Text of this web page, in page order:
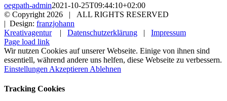
oegpath-admin2021-10-25T09:44:10+02:00
© Copyright 2026 | ALL RIGHTS RESERVED
| Design: franzjohann
Kreativagentur| Datenschutzerklärung | Impressum
Page load link
Wir nutzen Cookies auf unserer Webseite. Einige von ihnen sind
essentiell, während andere uns helfen, diese Webseite zu verbessern.
Einstellungen Akzeptieren Ablehnen
Tracking Cookies